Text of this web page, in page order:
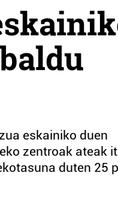
eskainiko duen
zentroak ateak
duten 25